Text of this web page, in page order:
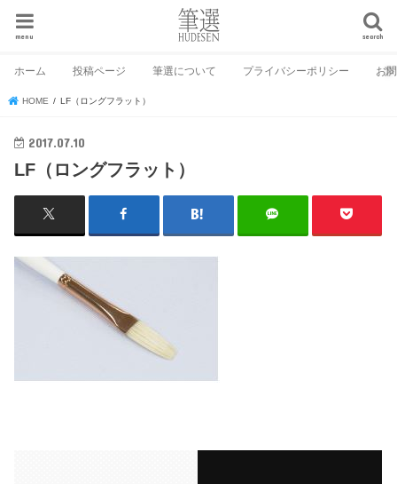
search
menu
ホーム 投稿ページ 筆選について プライバシーポリシー お
HOME LF（ロングフラット）
2017.07.10
LF（ロングフラット）